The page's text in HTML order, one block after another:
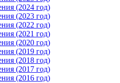
(2024 год)
(2023 год)
(2022 год)
(2021 год)
(2020 год)
(2019 год)
(2018 год)
(2017 год)
(2016 год)